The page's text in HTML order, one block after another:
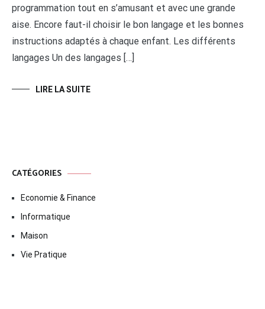
programmation tout en s’amusant et avec une grande
aise. Encore faut-il choisir le bon langage et les bonnes
instructions adaptés à chaque enfant. Les différents
langages Un des langages […]
LIRE LA SUITE
CATÉGORIES
Economie & Finance
Informatique
Maison
Vie Pratique